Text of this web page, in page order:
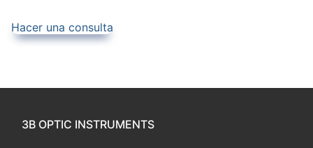
Hacer una consulta
3B OPTIC INSTRUMENTS